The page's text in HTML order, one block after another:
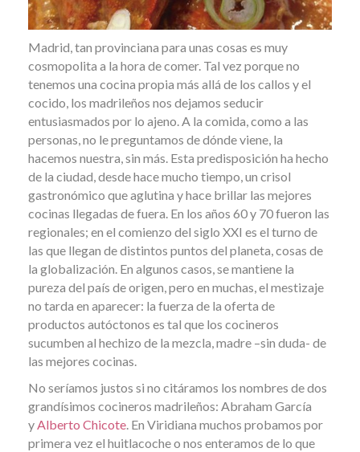
Madrid, tan provinciana para unas cosas es muy
cosmopolita a la hora de comer. Tal vez porque no
tenemos una cocina propia más allá de los callos y el
cocido, los madrileños nos dejamos seducir
entusiasmados por lo ajeno. A la comida, como a las
personas, no le preguntamos de dónde viene, la
hacemos nuestra, sin más. Esta predisposición ha hecho
de la ciudad, desde hace mucho tiempo, un crisol
gastronómico que aglutina y hace brillar las mejores
cocinas llegadas de fuera. En los años 60 y 70 fueron las
regionales; en el comienzo del siglo XXI es el turno de
las que llegan de distintos puntos del planeta, cosas de
la globalización. En algunos casos, se mantiene la
pureza del país de origen, pero en muchas, el mestizaje
no tarda en aparecer: la fuerza de la oferta de
productos autóctonos es tal que los cocineros
sucumben al hechizo de la mezcla, madre –sin duda- de
las mejores cocinas.
No seríamos justos si no citáramos los nombres de dos
grandísimos cocineros madrileños: Abraham García
y Alberto Chicote . En Viridiana muchos probamos por
primera vez el huitlacoche o nos enteramos de lo que